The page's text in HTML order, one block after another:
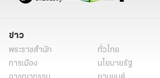
พยาธิตัวจี๊ด ยารักษา การรักษา พยาธิตัวจี๊ด
ข่าว
พระราชสำนัก ทั่วไทย
การเมือง
นโยบายรัฐ